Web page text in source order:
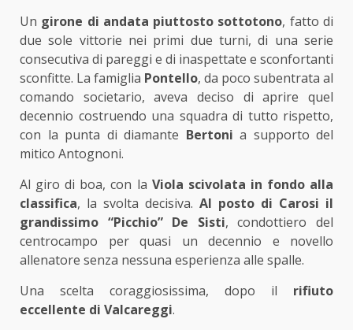
Un girone di andata piuttosto sottotono, fatto di
due sole vittorie nei primi due turni, di una serie
consecutiva di pareggi e di inaspettate e sconfortanti
sconfitte. La famiglia Pontello, da poco subentrata al
comando societario, aveva deciso di aprire quel
decennio costruendo una squadra di tutto rispetto,
con la punta di diamante Bertoni a supporto del
mitico Antognoni.
Al giro di boa, con la Viola scivolata in fondo alla
classifica, la svolta decisiva. Al posto di Carosi il
grandissimo “Picchio” De Sisti, condottiero del
centrocampo per quasi un decennio e novello
allenatore senza nessuna esperienza alle spalle.
Una scelta coraggiosissima, dopo il rifiuto
eccellente di Valcareggi.